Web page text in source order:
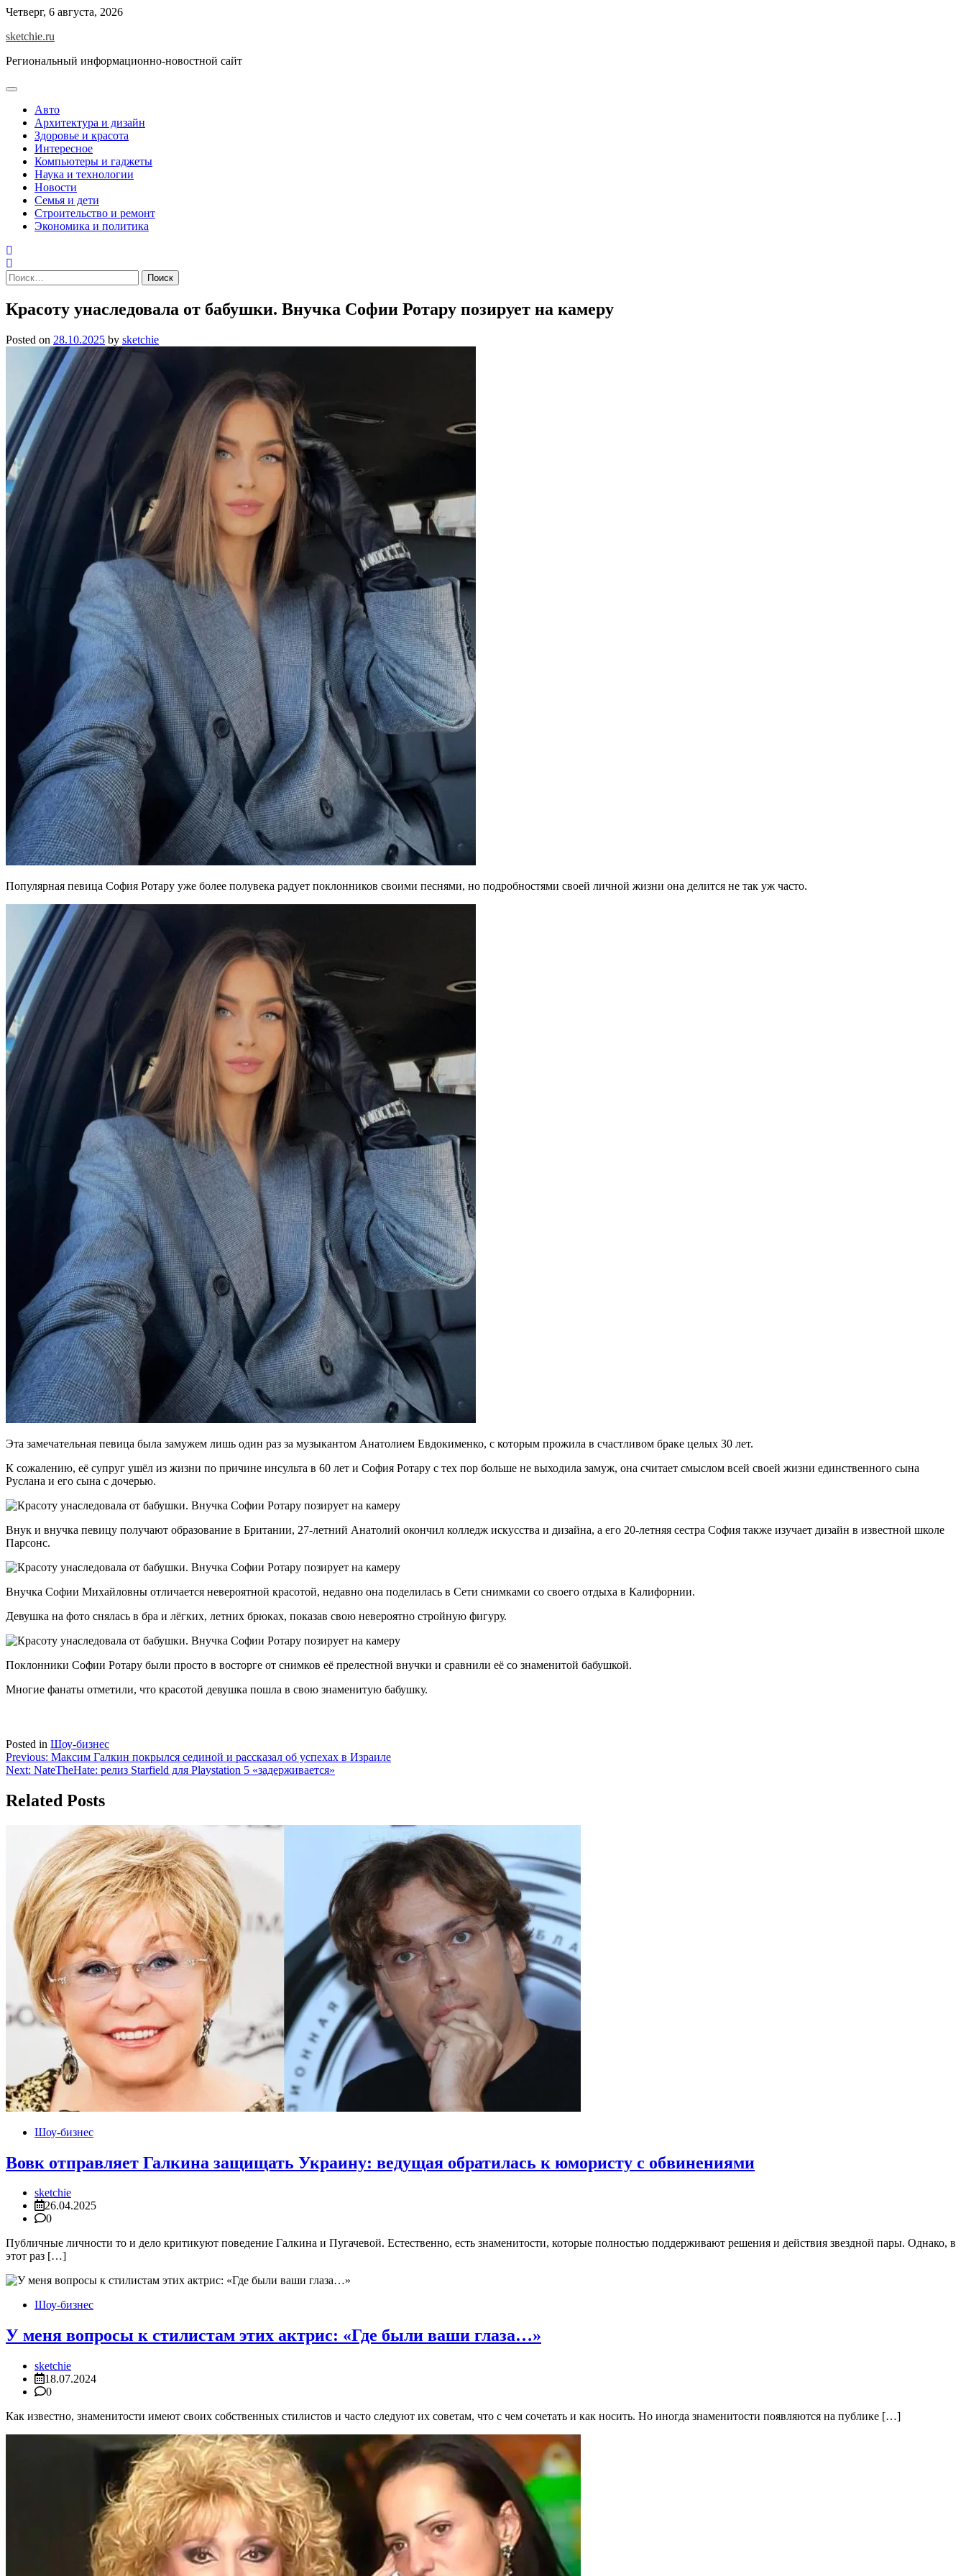
Skip
content
Четверг, 6 августа, 2026
sketchie.ru
Региональный информационно-новостной сайт
Авто
Архитектура и дизайн
Здоровье и красота
Интересное
Компьютеры и гаджеты
Наука и технологии
Новости
Семья и дети
Строительство и ремонт
Экономика и политика
Найти:
Красоту унаследовала от бабушки. Внучка Софии Ротару позирует на камеру
Posted on 28.10.2025 by sketchie
Популярная певица София Ротару уже более полувека радует поклонников своими песнями, но подробностями своей личной жизни она делится не так уж часто.
Эта замечательная певица была замужем лишь один раз за музыкантом Анатолием Евдокименко, с которым прожила в счастливом браке целых 30 лет.
К сожалению, её супруг ушёл из жизни по причине инсульта в 60 лет и София Ротару с тех пор больше не выходила замуж, она считает смыслом всей своей жизни единственного сына
Руслана и его сына с дочерью.
Внук и внучка певицу получают образование в Британии, 27-летний Анатолий окончил колледж искусства и дизайна, а его 20-летняя сестра София также изучает дизайн в известной школе
Парсонс.
Внучка Софии Михайловны отличается невероятной красотой, недавно она поделилась в Сети снимками со своего отдыха в Калифорнии.
Девушка на фото снялась в бра и лёгких, летних брюках, показав свою невероятно стройную фигуру.
Поклонники Софии Ротару были просто в восторге от снимков её прелестной внучки и сравнили её со знаменитой бабушкой.
Многие фанаты отметили, что красотой девушка пошла в свою знаменитую бабушку.
Posted in Шоу-бизнес
Навигация
по
записям
Previous: Максим Галкин покрылся сединой и рассказал об успехах в Израиле
Next: NateTheHate: релиз Starfield для Playstation 5 «задерживается»
Related Posts
Шоу-бизнес
Вовк отправляет Галкина защищать Украину: ведущая обратилась к юмористу с обвинениями
sketchie
26.04.2025
0
Публичные личности то и дело критикуют поведение Галкина и Пугачевой. Естественно, есть знаменитости, которые полностью поддерживают решения и действия звездной пары. Однако, в
этот раз […]
Шоу-бизнес
У меня вопросы к стилистам этих актрис: «Где были ваши глаза…»
sketchie
18.07.2024
0
Как известно, знаменитости имеют своих собственных стилистов и часто следуют их советам, что с чем сочетать и как носить. Но иногда знаменитости появляются на публике […]